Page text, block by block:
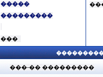
�����
���������
���
���-�� ���������